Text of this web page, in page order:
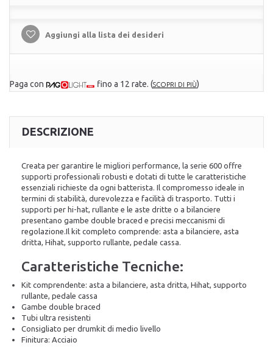
Aggiungi alla lista dei desideri
Paga con fino a 12 rate. (SCOPRI DI PIÙ)
DESCRIZIONE
Creata per garantire le migliori performance, la serie 600 offre
supporti professionali robusti e dotati di tutte le caratteristiche
essenziali richieste da ogni batterista. Il compromesso ideale in
termini di stabilità, durevolezza e facilità di trasporto. Tutti i
supporti per hi-hat, rullante e le aste dritte o a bilanciere
presentano gambe double braced e precisi meccanismi di
regolazione.Il kit completo comprende: asta a bilanciere, asta
dritta, Hihat, supporto rullante, pedale cassa.
Caratteristiche Tecniche:
Kit comprendente: asta a bilanciere, asta dritta, Hihat, supporto
rullante, pedale cassa
Gambe double braced
Tubi ultra resistenti
Consigliato per drumkit di medio livello
Finitura: Acciaio